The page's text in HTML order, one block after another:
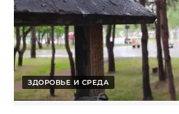
ЗДОРОВЬЕ И СРЕДА